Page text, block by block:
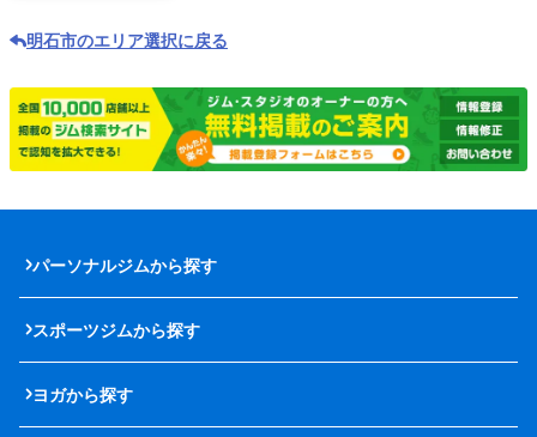
明石市のエリア選択に戻る
パーソナルジムから探す
スポーツジムから探す
ヨガから探す